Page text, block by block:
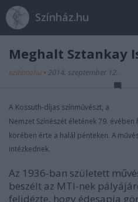
Színház.hu
Meghalt Sztankay
szinhazhu • 2014. szeptember 12.
A Kossuth-díjas színművészt, a
Nemzet Színészét életének 79.
körében érte a halál pénteken. A
intézkednek.
Az 1936-ban született
beszélt az MTI-nek
felidézte, hogy édesapja